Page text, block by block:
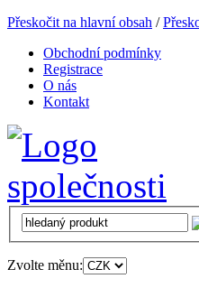
Přeskočit na hlavní obsah /
Obchodní podmínky
Registrace
O nás
Kontakt
Zvolte měnu: